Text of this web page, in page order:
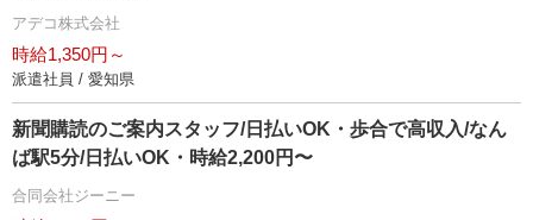
アデコ株式会社
時給1,350円～
派遣社員 / 愛知県
新聞購読のご案内スタッフ/日払いOK・歩合で高収入/なん
ば駅5分/日払いOK・時給2,200円〜
合同会社ジーニー